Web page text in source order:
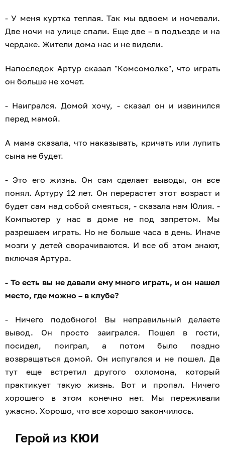
- У меня куртка теплая. Так мы вдвоем и ночевали.
Две ночи на улице спали. Еще две – в подъезде и на
чердаке. Жители дома нас и не видели.
Напоследок Артур сказал "Комсомолке", что играть
он больше не хочет.
- Наигрался. Домой хочу, - сказал он и извинился
перед мамой.
А мама сказала, что наказывать, кричать или лупить
сына не будет.
- Это его жизнь. Он сам сделает выводы, он все
понял. Артуру 12 лет. Он перерастет этот возраст и
будет сам над собой смеяться, - сказала нам Юлия. -
Компьютер у нас в доме не под запретом. Мы
разрешаем играть. Но не больше часа в день. Иначе
мозги у детей сворачиваются. И все об этом знают,
включая Артура.
- То есть вы не давали ему много играть, и он нашел
место, где можно – в клубе?
- Ничего подобного! Вы неправильный делаете
вывод. Он просто заигрался. Пошел в гости,
посидел, поиграл, а потом было поздно
возвращаться домой. Он испугался и не пошел. Да
тут еще встретил другого охломона, который
практикует такую жизнь. Вот и пропал. Ничего
хорошего в этом конечно нет. Мы переживали
ужасно. Хорошо, что все хорошо закончилось.
Герой из КЮИ